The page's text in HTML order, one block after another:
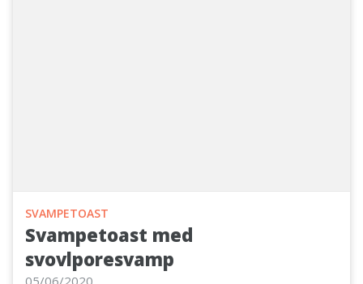
SVAMPETOAST
Svampetoast med
svovlporesvamp
05/06/2020